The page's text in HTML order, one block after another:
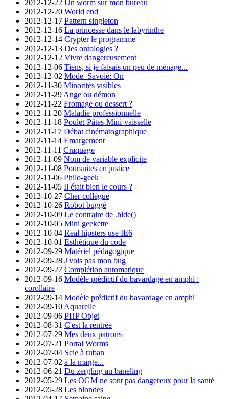
2012-12-22 Un worm sur mon bureau
2012-12-20 World end
2012-12-17 Pattern singleton
2012-12-16 La princesse dans le labyrinthe
2012-12-14 Crypter le programme
2012-12-13 Des ontologies ?
2012-12-12 Vivre dangereusement
2012-12-06 Tiens, si je faisais un peu de ménage...
2012-12-02 Mode_Savoie: On
2012-11-30 Minorités visibles
2012-11-29 Ange ou démon
2012-11-22 Fromage ou dessert ?
2012-11-20 Maladie professionnelle
2012-11-18 Poulet-Pâtes-Mini-vaisselle
2012-11-17 Débat cinématographique
2012-11-14 Emargement
2012-11-11 Craquage
2012-11-09 Nom de variable explicite
2012-11-08 Poursuites en justice
2012-11-06 Philo-geek
2012-11-05 Il était bien le cours ?
2012-10-27 Cher collègue
2012-10-26 Robot buggé
2012-10-09 Le contraire de .hide()
2012-10-05 Mini geekette
2012-10-04 Real hipsters use IE6
2012-10-01 Esthétique du code
2012-09-29 Matériel pédagogique
2012-09-28 J'vois pas mon bug
2012-09-27 Complétion automatique
2012-09-16 Modèle prédictif du bavardage en amphi :
corollaire
2012-09-14 Modèle prédictif du bavardage en amphi
2012-09-10 Aquarelle
2012-09-06 PHP Objet
2012-08-31 C'est la rentrée
2012-07-29 Mes deux patrons
2012-07-21 Portal Worms
2012-07-04 Scie à ruban
2012-07-02 à la marge...
2012-06-21 Du zergling au baneling
2012-05-29 Les OGM ne sont pas dangereux pour la santé
2012-05-28 Les blondes